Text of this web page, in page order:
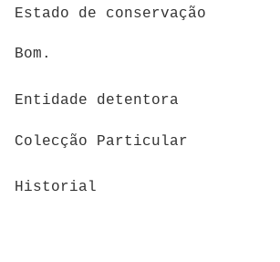
Estado de conservação
Bom.
Entidade detentora
Colecção Particular
Historial